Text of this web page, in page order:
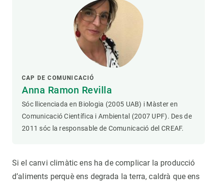
CAP DE COMUNICACIÓ
Anna Ramon Revilla
Sóc llicenciada en Biologia (2005 UAB) i Màster en
Comunicació Científica i Ambiental (2007 UPF). Des de
2011 sóc la responsable de Comunicació del CREAF.
Si el canvi climàtic ens ha de complicar la producció
d’aliments perquè ens degrada la terra, caldrà que ens